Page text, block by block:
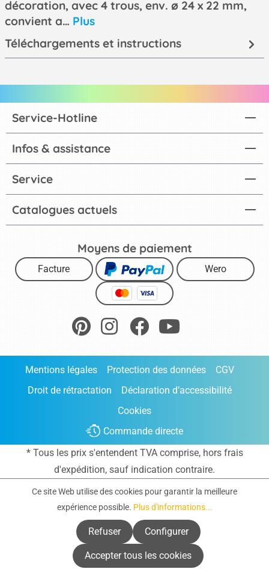
décoration, avec 4 trous, env. ø 24 x 22 mm,
convient a… Plus
Téléchargements et instructions
Catalogues actuels
Service-Hotline
Infos & assistance
Service
Moyens de paiement
Facture Wero
Mentions légales Protection des données
CGV
Droit de rétractation
Déclaration d’accessibilité
Cookies
Commande directe
* Tous les prix s'entendent TVA comprise, hors frais
d'expédition, sauf indication contraire.
Ce site Web utilise des cookies pour garantir la meilleure
expérience possible. Plus d'informations...
Refuser Configurer
Accepter tous les cookies